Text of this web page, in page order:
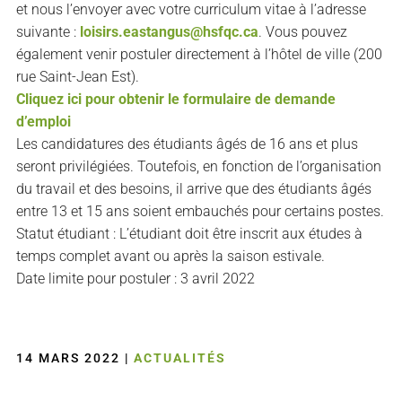
et nous l’envoyer avec votre curriculum vitae à l’adresse
suivante : loisirs.eastangus@hsfqc.ca. Vous pouvez
également venir postuler directement à l’hôtel de ville (200
rue Saint-Jean Est).
Cliquez ici pour obtenir le formulaire de demande
d’emploi
Les candidatures des étudiants âgés de 16 ans et plus
seront privilégiées. Toutefois, en fonction de l’organisation
du travail et des besoins, il arrive que des étudiants âgés
entre 13 et 15 ans soient embauchés pour certains postes.
Statut étudiant : L’étudiant doit être inscrit aux études à
temps complet avant ou après la saison estivale.
Date limite pour postuler : 3 avril 2022
14 MARS 2022 | ACTUALITÉS